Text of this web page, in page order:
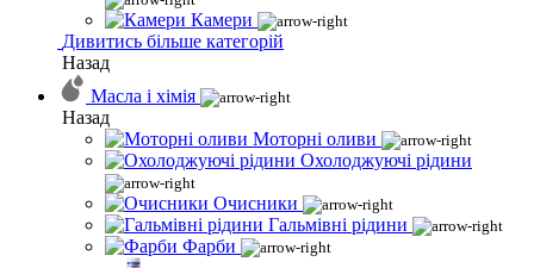
Камери
Дивитись більше категорій
Назад
Масла і хімія
Назад
Моторні оливи
Охолоджуючі рідини
Очисники
Гальмівні рідини
Фарби